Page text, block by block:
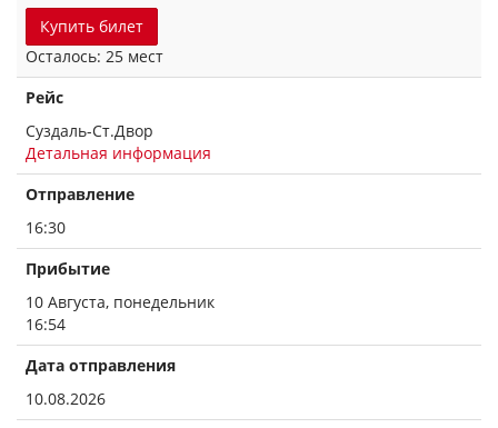
Купить билет
Осталось: 25 мест
Рейс
Суздаль-Ст.Двор
Детальная информация
Отправление
16:30
Прибытие
10 Августа, понедельник
16:54
Дата отправления
10.08.2026